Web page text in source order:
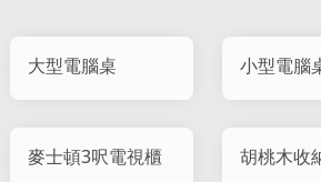
大型電腦桌 小型電腦
麥士頓3呎電視櫃 胡桃木收